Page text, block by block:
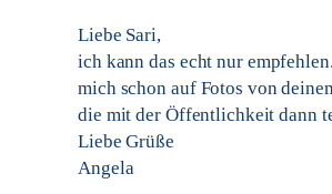
Liebe Sari,
ich kann das echt nur
mich schon auf Fotos von
die mit der Öffentlichkeit dann
Liebe Grüße
Angela